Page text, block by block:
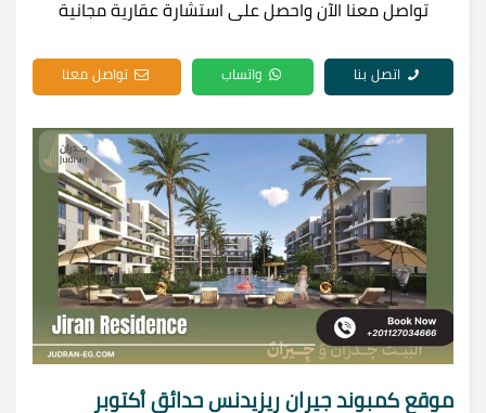
تواصل معنا الآن واحصل على استشارة عقارية مجانية
اتصل بنا واتساب تواصل معنا
موقع كمبوند جيران ريزيدنس حدائق أكتوبر